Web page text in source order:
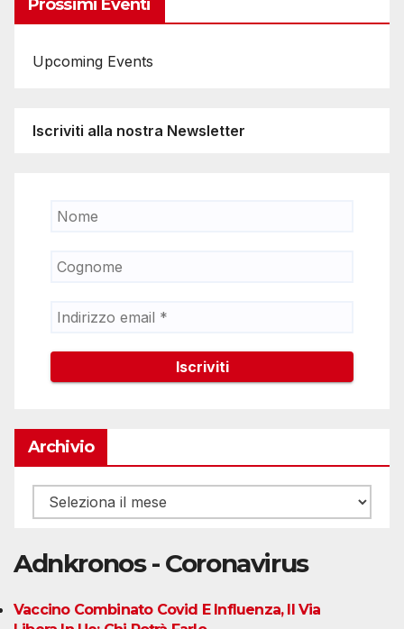
Prossimi Eventi
Upcoming Events
Iscriviti alla nostra Newsletter
Archivio
Archivio
Adnkronos - Coronavirus
Vaccino Combinato Covid E Influenza, Il Via